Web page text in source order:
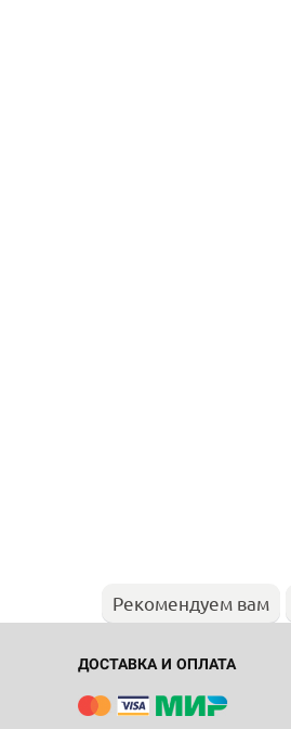
Рекомендуем вам
ДОСТАВКА И ОПЛАТА